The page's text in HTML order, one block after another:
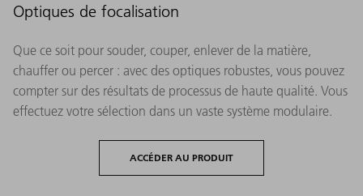
Optiques de focalisation
Que ce soit pour souder, couper, enlever de la matière,
chauffer ou percer : avec des optiques robustes, vous pouvez
compter sur des résultats de processus de haute qualité. Vous
effectuez votre sélection dans un vaste système modulaire.
ACCÉDER AU PRODUIT